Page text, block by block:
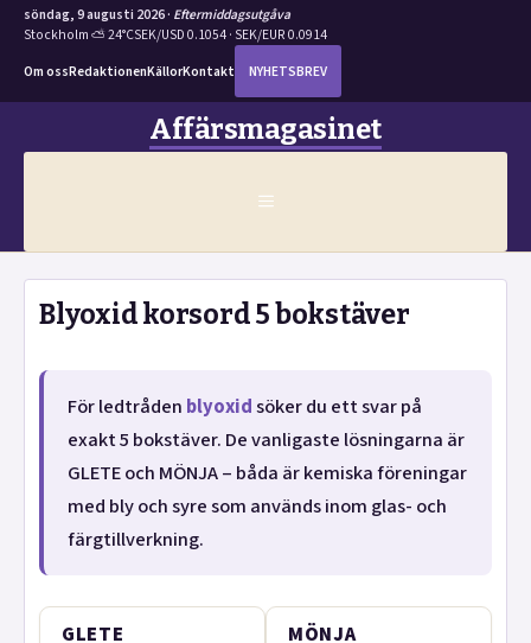
söndag, 9 augusti 2026 · Eftermiddagsutgåva
Stockholm ⛅ 24°CSEK/USD 0.1054 · SEK/EUR 0.0914
Om ossRedaktionenKällorKontakt NYHETSBREV
Affärsmagasinet
MENY
Blyoxid korsord 5 bokstäver
För ledtråden blyoxidsöker du ett svar på
exakt 5 bokstäver. De vanligaste lösningarna är
GLETE och MÖNJA – båda är kemiska föreningar
med bly och syre som används inom glas- och
färgtillverkning.
GLETE MÖNJA